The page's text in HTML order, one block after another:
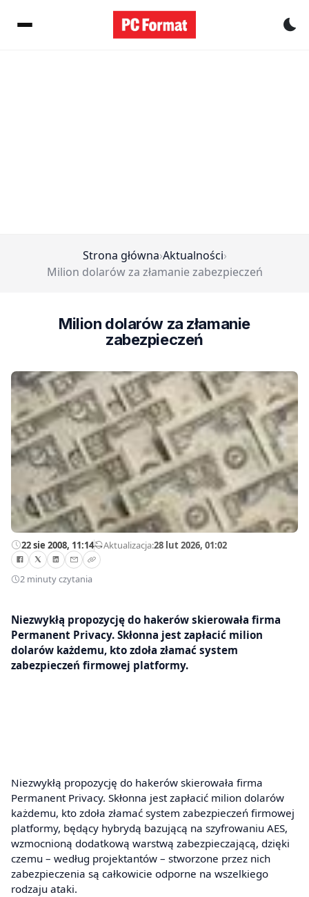
Strona główna›Aktualności›
Milion dolarów za złamanie zabezpieczeń
Milion dolarów za złamanie
zabezpieczeń
22 sie 2008, 11:14—Aktualizacja:28 lut 2026, 01:02
2 minuty czytania
Niezwykłą propozycję do hakerów skierowała firma
Permanent Privacy. Skłonna jest zapłacić milion
dolarów każdemu, kto zdoła złamać system
zabezpieczeń firmowej platformy.
Niezwykłą propozycję do hakerów skierowała firma
Permanent Privacy. Skłonna jest zapłacić milion dolarów
każdemu, kto zdoła złamać system zabezpieczeń firmowej
platformy, będący hybrydą bazującą na szyfrowaniu AES,
wzmocnioną dodatkową warstwą zabezpieczającą, dzięki
czemu – według projektantów – stworzone przez nich
zabezpieczenia są całkowicie odporne na wszelkiego
rodzaju ataki.